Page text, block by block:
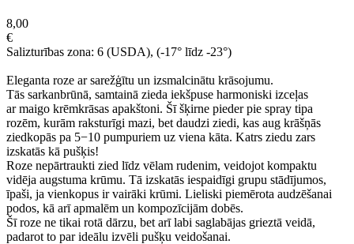
8,00
€
Salizturības zona: 6 (USDA), (-17° līdz -23°)
Eleganta roze ar sarežģītu un izsmalcinātu krāsojumu.
Tās sarkanbrūnā, samtainā zieda iekšpuse harmoniski izceļas
ar maigo krēmkrāsas apakštoni. Šī šķirne pieder pie spray tipa
rozēm, kurām raksturīgi mazi, bet daudzi ziedi, kas aug krāšņās
ziedkopās pa 5−10 pumpuriem uz viena kāta. Katrs ziedu zars
izskatās kā pušķis!
Roze nepārtraukti zied līdz vēlam rudenim, veidojot kompaktu
vidēja augstuma krūmu. Tā izskatās iespaidīgi grupu stādījumos,
īpaši, ja vienkopus ir vairāki krūmi. Lieliski piemērota audzēšanai
podos, kā arī apmalēm un kompozīcijām dobēs.
Šī roze ne tikai rotā dārzu, bet arī labi saglabājas grieztā veidā,
padarot to par ideālu izvēli pušķu veidošanai.